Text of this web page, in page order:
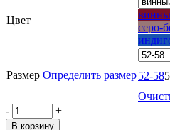
Цвет
серо-
Размер Определить размер52-58
-
+
В корзину